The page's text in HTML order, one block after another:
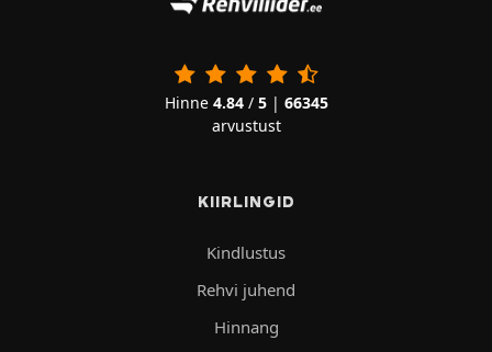
Hinne 4.84/ 5| 66345
arvustust
KIIRLINGID
Kindlustus
Rehvi juhend
Hinnang